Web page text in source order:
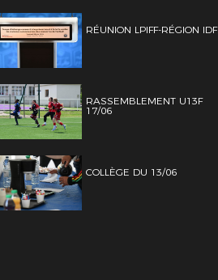
RÉUNION LPIFF-RÉGION IDF
RASSEMBLEMENT U13F
17/06
COLLÈGE DU 13/06